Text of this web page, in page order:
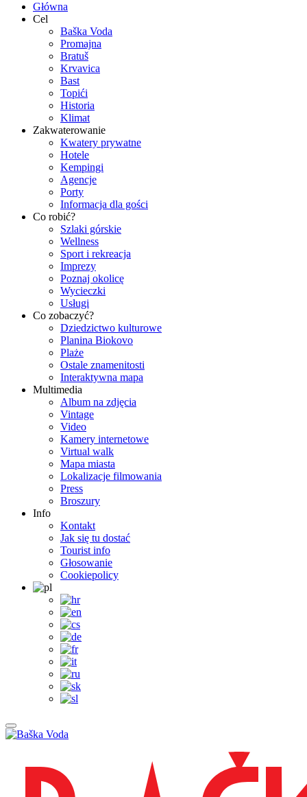
Główna
Cel
Baška Voda
Promajna
Bratuš
Krvavica
Bast
Topići
Historia
Klimat
Zakwaterowanie
Kwatery prywatne
Hotele
Kempingi
Agencje
Porty
Informacja dla gości
Co robić?
Szlaki górskie
Wellness
Sport i rekreacja
Imprezy
Poznaj okolicę
Wycieczki
Usługi
Co zobaczyć?
Dziedzictwo kulturowe
Planina Biokovo
Plaże
Ostale znamenitosti
Interaktywna mapa
Multimedia
Album na zdjęcia
Vintage
Video
Kamery internetowe
Virtual walk
Mapa miasta
Lokalizacje filmowania
Press
Broszury
Info
Kontakt
Jak się tu dostać
Tourist info
Głosowanie
Cookiepolicy